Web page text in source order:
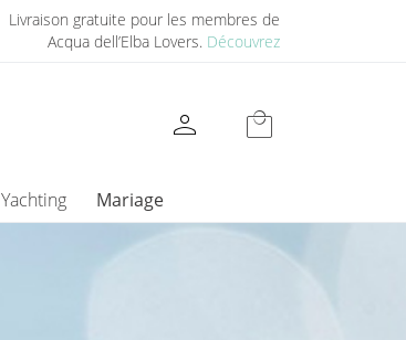
Livraison gratuite pour les membres de
Acqua dell’Elba Lovers. Découvrez
person local_mall
Yachting Mariage